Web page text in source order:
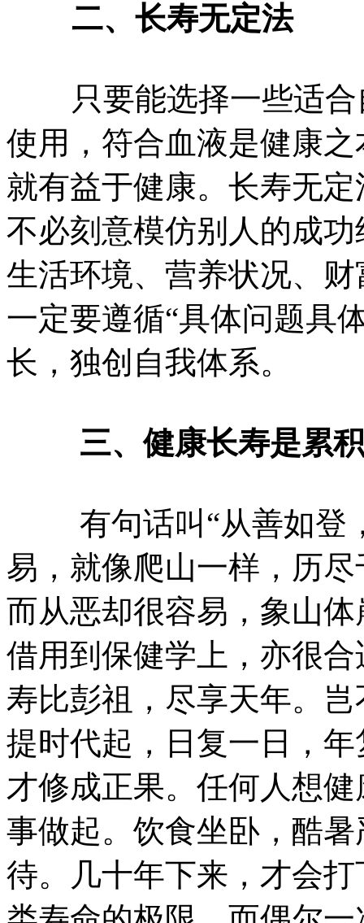
二、长寿无定法
只要能选择一些适合
使用，符合血液是健康
就有益于健康。长寿无
不必刻意模仿别人的成
生活环境、营养状况、财
一定要遵循“具体问题具
长，独创自我体系。
三、健康长寿是累
有句话叫“从善如登，
易，就像爬山一样，历
而从恶却很容易，象山
借用到保健学上，亦很
寿比彭祖，尽享天年。
提时代起，日复一日，
才修成正果。任何人想
事做起。饮食坐卧，酷
待。几十年下来，才会